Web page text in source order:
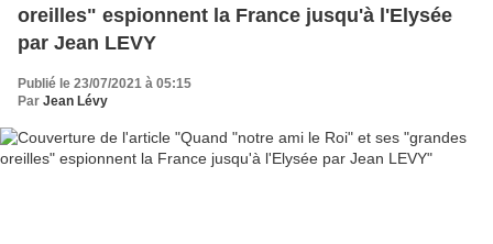
oreilles" espionnent la France jusqu'à l'Elysée
par Jean LEVY
Publié le 23/07/2021 à 05:15
Par Jean Lévy